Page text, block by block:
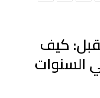
كيف
السنوات